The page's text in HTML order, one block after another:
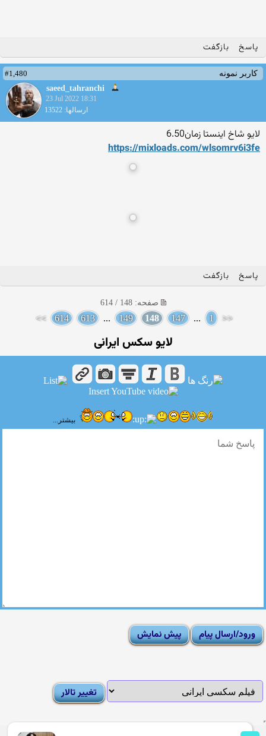
پاسخ بازگفت
کاربر نمونه
#1,480
saeed_tahranchi
23 Jul 2022 18:31
ارسالها: 13522
لایو شاخ اینستا زمان6.50
https://mixloads.com/wlsomrv6i3fe
پاسخ بازگفت
صفحه: 148 / 614
<<
1
...
147
148
149
...
613
614
>>
لایو سکس ایرانی
بیشتر...